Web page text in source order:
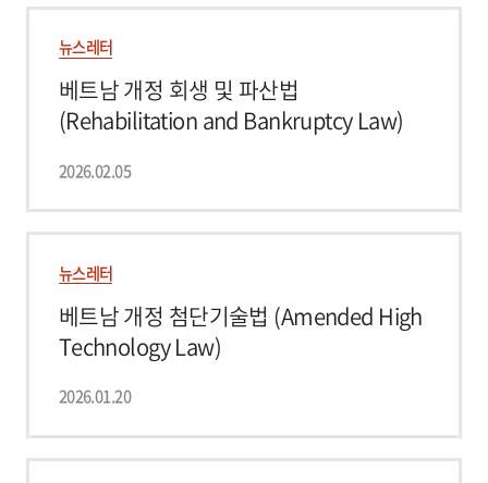
뉴스레터
베트남 개정 회생 및 파산법
(Rehabilitation and Bankruptcy Law)
2026.02.05
뉴스레터
베트남 개정 첨단기술법 (Amended High
Technology Law)
2026.01.20